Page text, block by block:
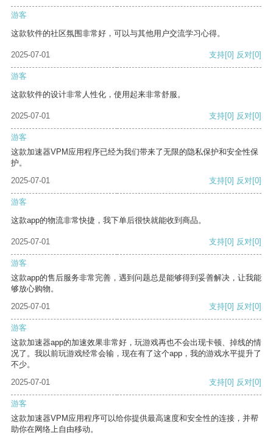
游客
这款软件的社区氛围非常好，可以与其他用户交流学习心得。
2025-07-01 支持[0] 反对[0]
游客
这款软件的设计非常人性化，使用起来非常舒服。
2025-07-01 支持[0] 反对[0]
游客
这款加速器VPM应用程序已经为我们带来了无限的隐私保护和安全性保
护。
2025-07-01
支持[0] 反对[0]
游客
这款app的物流非常快捷，我下单后很快就能收到商品。
2025-07-01 支持[0] 反对[0]
游客
这款app的售后服务非常完善，遇到问题总是能够得到妥善解决，让我能
够放心购物。
2025-07-01
支持[0] 反对[0]
游客
这款加速器app的加速效果非常好，玩游戏再也不会出现卡顿、掉线的情
况了。我以前玩游戏经常会输，现在有了这个app，我的游戏水平提升了
不少。
2025-07-01
支持[0] 反对[0]
游客
这款加速器VPM应用程序可以给你提供最高速度和安全性的连接，并帮
助你在网络上自由移动。